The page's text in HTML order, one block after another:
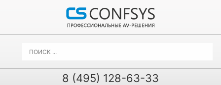
8 (495) 128-63-33